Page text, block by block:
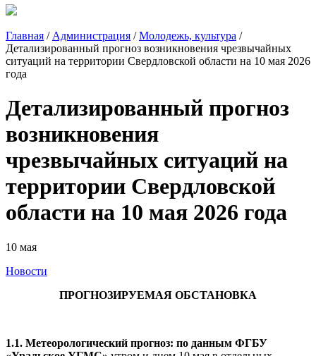
Главная / Администрация /Молодежь, культура /
Детализированный прогноз возникновения чрезвычайных
ситуаций на территории Свердловской области на 10 мая 2026
года
Детализированный прогноз
возникновения
чрезвычайных ситуаций на
территории Свердловской
области на 10 мая 2026 года
10 мая
Новости
ПРОГНОЗИРУЕМАЯ ОБСТАНОВКА
1.1. Метеорологический прогноз: по данным ФГБУ